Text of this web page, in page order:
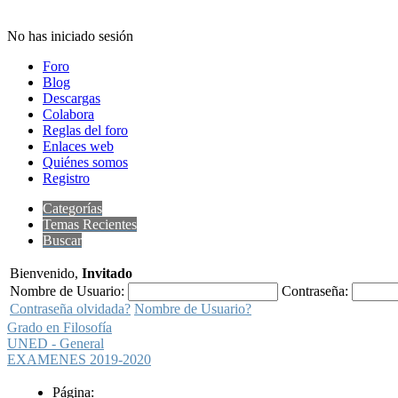
No has iniciado sesión
Foro
Blog
Descargas
Colabora
Reglas del foro
Enlaces web
Quiénes somos
Registro
Categorías
Temas Recientes
Buscar
Bienvenido, Invitado
Nombre de Usuario:
Contraseña:
Contraseña olvidada? Nombre de Usuario?
Grado en Filosofía
UNED - General
EXAMENES 2019-2020
Página: